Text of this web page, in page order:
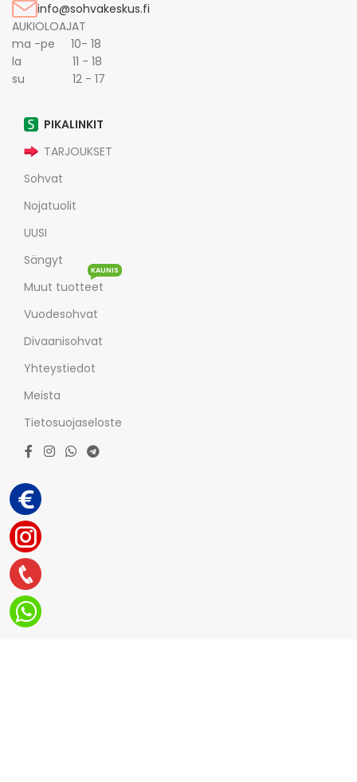
info@sohvakeskus.fi
AUKIOLOAJAT
ma -pe 10- 18
la 11 - 18
su 12 - 17
PIKALINKIT
TARJOUKSET
Sohvat
Nojatuolit
UUSI
Sängyt
Muut tuotteet
KAUNIS
Vuodesohvat
Divaanisohvat
Yhteystiedot
Meista
Tietosuojaseloste